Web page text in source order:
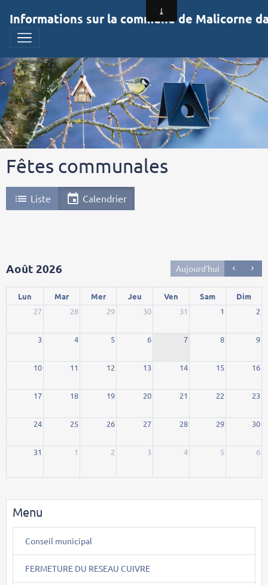
Informations sur la commune de Malicorne
Fêtes communales
Liste Calendrier
Août 2026 Aujourd'hui
Lun Mar Mer Jeu Ven Sam
Dim
27
28 29 30 31 1 2
3 4 5 6 7 8 9
10 11 12 13 14 15 16
17 18 19 20 21 22 23
24 25 26 27 28 29 30
31 1 2 3 4 5 6
Menu
Conseil municipal
FERMETURE DU RESEAU CUIVRE